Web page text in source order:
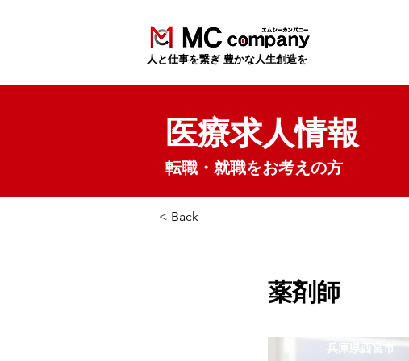
​人と仕事を繋ぎ 豊かな人生創造を
医療求人情報
転職・就職をお考えの方
< Back
薬剤師
兵庫県西宮市